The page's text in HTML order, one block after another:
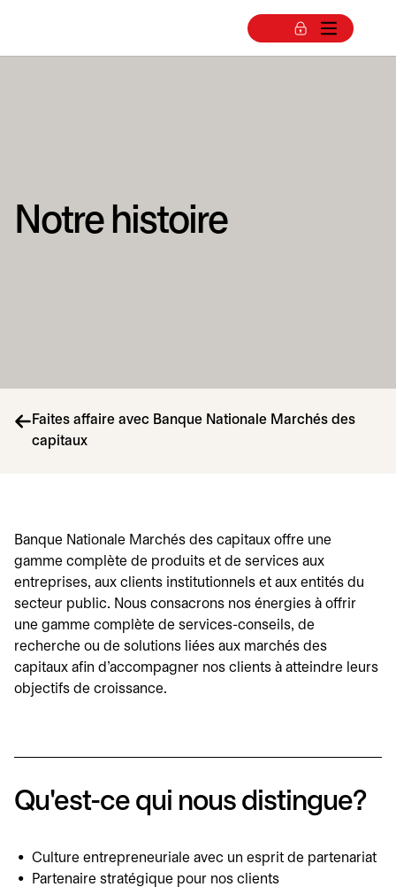
Notre histoire
Faites affaire avec Banque Nationale Marchés des
capitaux
Banque Nationale Marchés des capitaux offre une
gamme complète de produits et de services aux
entreprises, aux clients institutionnels et aux entités du
secteur public. Nous consacrons nos énergies à offrir
une gamme complète de services-conseils, de
recherche ou de solutions liées aux marchés des
capitaux afin d'accompagner nos clients à atteindre leurs
objectifs de croissance.
Qu'est-ce qui nous distingue?
Culture entrepreneuriale avec un esprit de partenariat
Partenaire stratégique pour nos clients